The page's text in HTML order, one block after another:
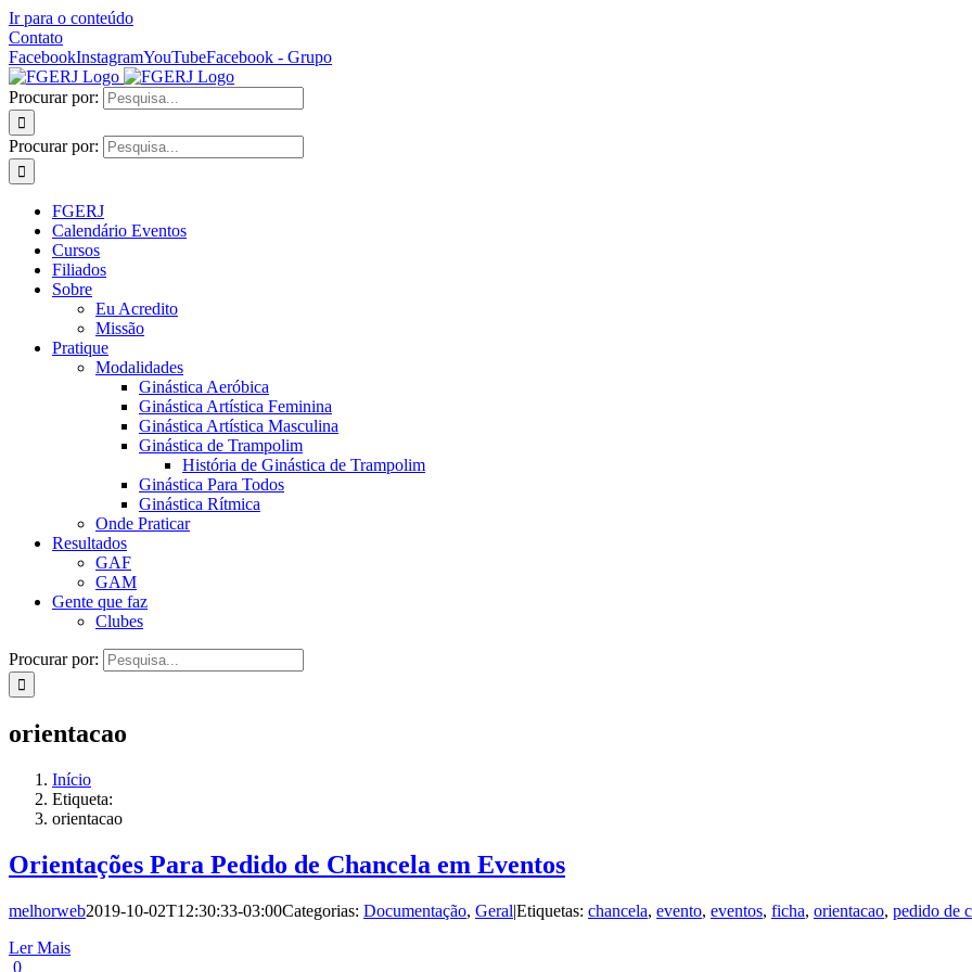
Ir para o conteúdo
Contato
FacebookInstagramYouTubeFacebook - Grupo
Procurar por:
Procurar por:
FGERJ
Calendário Eventos
Cursos
Filiados
Sobre
Eu Acredito
Missão
Pratique
Modalidades
Ginástica Aeróbica
Ginástica Artística Feminina
Ginástica Artística Masculina
Ginástica de Trampolim
História de Ginástica de Trampolim
Ginástica Para Todos
Ginástica Rítmica
Onde Praticar
Resultados
GAF
GAM
Gente que faz
Clubes
Procurar por:
orientacao
Início
Etiqueta:
orientacao
Orientações Para Pedido de Chancela em Eventos
melhorweb2019-10-02T12:30:33-03:00Categorias: Documentação, Geral|Etiquetas: chancela, evento, eventos, ficha, orientacao, pedido de
Ler Mais
0